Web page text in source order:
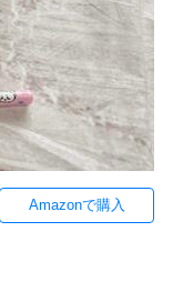
Amazonで購入